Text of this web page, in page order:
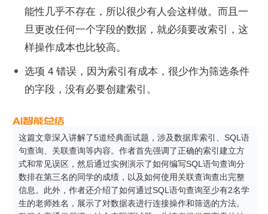
能性几乎不存在，所以很少有人会这样做。而且一
旦更改任何一个字段的数据，就必须要改索引，这
样操作成本也比较高。
选项 4 错误，因为索引有成本，很少作为筛选条件
的字段，没有必要创建索引。
这篇文章深入讲解了5道经典面试题，涉及数据库索引、SQL语
句查询、关联查询等内容。作者首先强调了正确的索引建立方
式和常见误区，然后通过实例演示了如何编写SQL语句查询分
数排在第三名的同学的成绩，以及如何使用关联查询查出完整
信息。此外，作者还介绍了如何通过SQL语句查询至少有2名学
生的老师姓名，展示了对数据表进行连接操作和筛选的方法。